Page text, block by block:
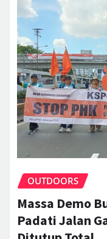
OUTDOORS
Massa Demo
Padati Jalan